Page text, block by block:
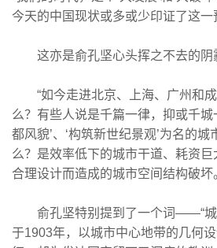
今天的中国现状或多或少印证了这一
这亦是俞孔坚心头挥之不去的阴
“如今走进北京、上海、广州和成
么？有些人说是千篇一律，抑或千城
都风貌’、‘构筑新世纪景观’为名的
么？是效率低下的城市干道、耗资
合理设计而造成的城市空间结构破坏
俞孔坚特别提到了一个词——“城
于1903年，以城市中心地带的几何